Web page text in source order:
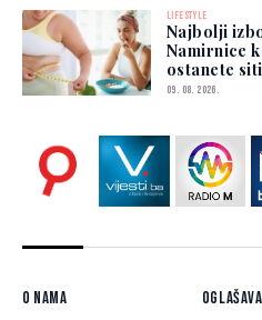
LIFESTYLE
Najbolji
Namirnice
ostanete siti
09. 08. 2026.
O nama